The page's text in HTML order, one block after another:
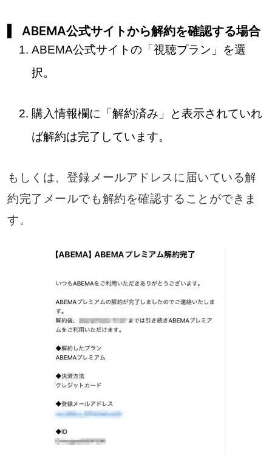
ABEMA公式サイトから解約を確認する場合
ABEMA公式サイトの「視聴プラン」を選
択。
購入情報欄に「解約済み」と表示されていれ
ば解約は完了しています。
もしくは、登録メールアドレスに届いている解
約完了メールでも解約を確認することができま
す。